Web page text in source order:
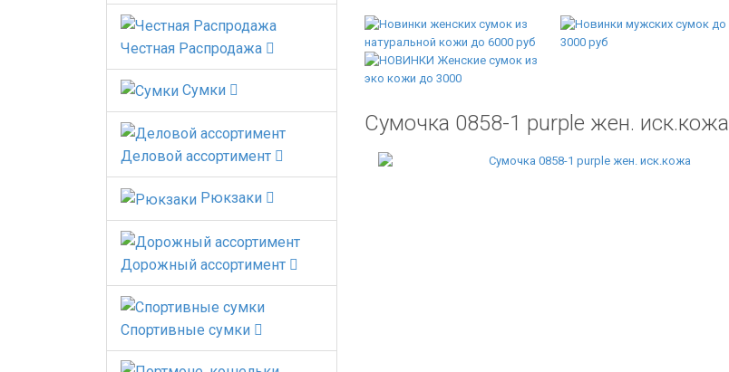
Честная Распродажа
Сумки
Деловой ассортимент
Рюкзаки
Дорожный ассортимент
Спортивные сумки
Сумочка 0858-1 purple жен. иск.кожа